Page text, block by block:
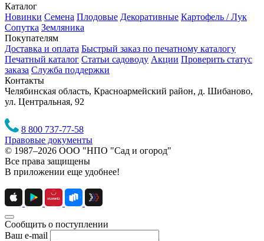
Каталог
Новинки Семена Плодовые Декоративные Картофель / Лук
Сопутка Земляника
Покупателям
Доставка и оплата Быстрый заказ по печатному каталогу
Печатный каталог Статьи садоводу Акции Проверить статус
заказа Служба поддержки
Контакты
Челябинская область, Красноармейский район, д. Шибаново,
ул. Центральная, 92
8 800 737-77-58
Правовые документы
© 1987–2026 ООО "НПО "Сад и огород"
Все права защищены
В приложении еще удобнее!
Сообщить о поступлении
Ваш e-mail